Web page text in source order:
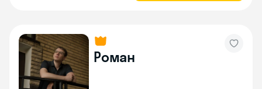
Роман